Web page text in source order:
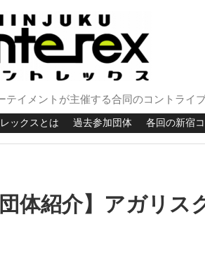
テイメントが主催する合同のコントライ
ックスとは 過去参加団体 各回の新宿
団体紹介】アガリ